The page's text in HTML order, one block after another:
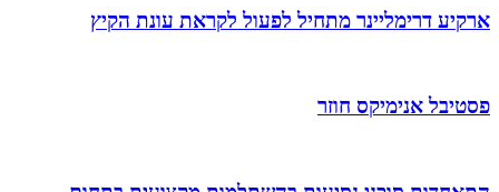
ארקיע דרימליינר מתחיל לפעול לקראת עונת הקיץ
פסטיבל אנימיקס חוזר